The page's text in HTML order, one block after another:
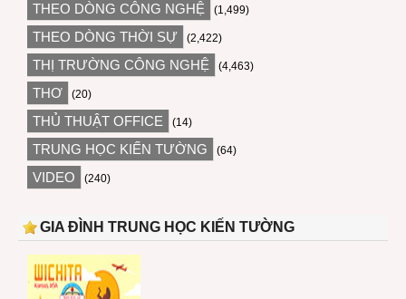
THEO DÒNG CÔNG NGHỆ (1,499)
THEO DÒNG THỜI SỰ (2,422)
THỊ TRƯỜNG CÔNG NGHỆ (4,463)
THƠ (20)
THỦ THUẬT OFFICE (14)
TRUNG HỌC KIẾN TƯỜNG (64)
VIDEO (240)
GIA ĐÌNH TRUNG HỌC KIẾN TƯỜNG